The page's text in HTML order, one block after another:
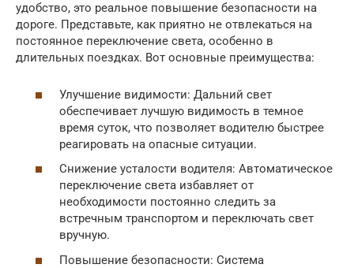
удобство, это реальное повышение безопасности на
дороге. Представьте, как приятно не отвлекаться на
постоянное переключение света, особенно в
длительных поездках. Вот основные преимущества:
Улучшение видимости: Дальний свет
обеспечивает лучшую видимость в темное
время суток, что позволяет водителю быстрее
реагировать на опасные ситуации.
Снижение усталости водителя: Автоматическое
переключение света избавляет от
необходимости постоянно следить за
встречным транспортом и переключать свет
вручную.
Повышение безопасности: Система